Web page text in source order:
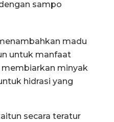
sampo
madu
untuk manfaat
minyak
hidrasi yang
secara teratur